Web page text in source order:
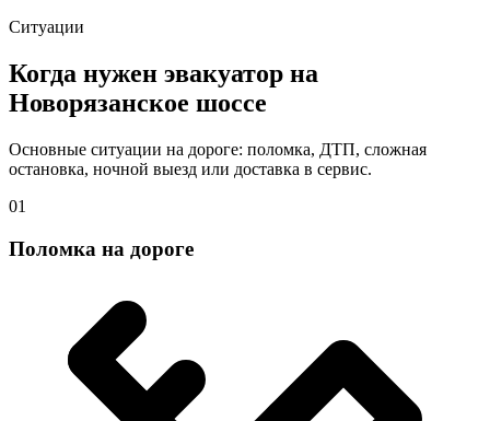
Ситуации
Когда нужен эвакуатор на
Новорязанское шоссе
Основные ситуации на дороге: поломка, ДТП, сложная
остановка, ночной выезд или доставка в сервис.
01
Поломка на дороге